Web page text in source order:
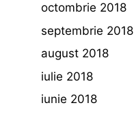
octombrie 2018
septembrie 2018
august 2018
iulie 2018
iunie 2018